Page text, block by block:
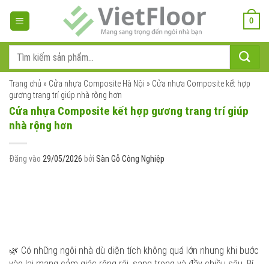
dung
0
kiếm:
Trang chủ » Cửa nhựa Composite Hà Nội » Cửa nhựa Composite kết hợp
gương trang trí giúp nhà rộng hơn
Cửa nhựa Composite kết hợp gương trang trí giúp
nhà rộng hơn
Đăng vào 29/05/2026 bởi Sàn Gỗ Công Nghiệp
🌿 Có những ngôi nhà dù diện tích không quá lớn nhưng khi bước